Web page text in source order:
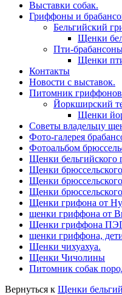
Выставки собак.
Гриффоны и
Бельгийский
Щенки
Пти-
Щенки
Контакты
Новости с выставок.
Питомник
Йоркширский
Щенки
Советы владельцу
Фото-галерея
Фотоальбом
Щенки бельгийского
Щенки
Щенки
Щенки
Щенки грифона от
щенки гриффона от
Щенки гриффона
щенки гриффона,
Щенки чихуахуа.
Щенки Чичолины
Питомник собак
Вернуться к Щенки